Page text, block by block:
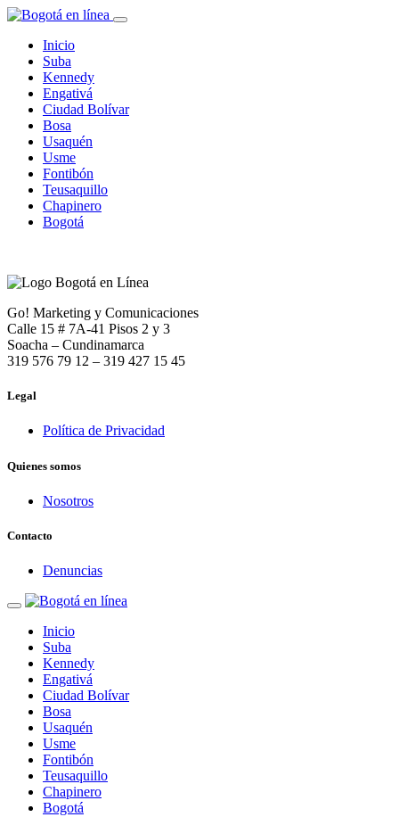
Inicio
Suba
Kennedy
Engativá
Ciudad Bolívar
Bosa
Usaquén
Usme
Fontibón
Teusaquillo
Chapinero
Bogotá
Go! Marketing y Comunicaciones
Calle 15 # 7A-41 Pisos 2 y 3
Soacha – Cundinamarca
319 576 79 12 – 319 427 15 45
Legal
Política de Privacidad
Quienes somos
Nosotros
Contacto
Denuncias
Inicio
Suba
Kennedy
Engativá
Ciudad Bolívar
Bosa
Usaquén
Usme
Fontibón
Teusaquillo
Chapinero
Bogotá